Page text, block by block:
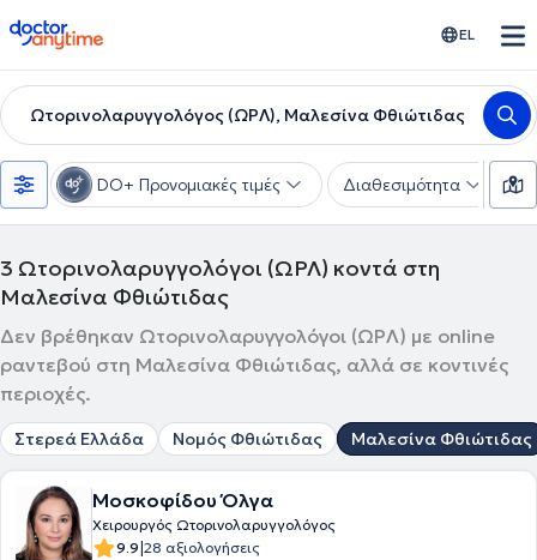
doctoranytime EL
Ωτορινολαρυγγολόγος (ΩΡΛ), Μαλεσίνα Φθιώτιδας
DO+ Προνομιακές τιμές Διαθεσιμότητα
3 Ωτορινολαρυγγολόγοι (ΩΡΛ) κοντά στη
Μαλεσίνα Φθιώτιδας
Δεν βρέθηκαν Ωτορινολαρυγγολόγοι (ΩΡΛ) με online
ραντεβού στη Μαλεσίνα Φθιώτιδας, αλλά σε κοντινές
περιοχές.
Στερεά Ελλάδα Νομός Φθιώτιδας Μαλεσίνα Φθιώτιδας
Μοσκοφίδου Όλγα
Χειρουργός Ωτορινολαρυγγολόγος
9.9|28 αξιολογήσεις